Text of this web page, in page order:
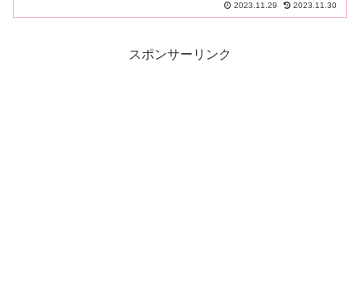
2023.11.29 2023.11.30
スポンサーリンク